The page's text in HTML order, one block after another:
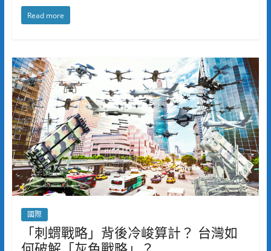
Read more
國際
「刺蝟戰略」背後冷峻算計？ 台灣如